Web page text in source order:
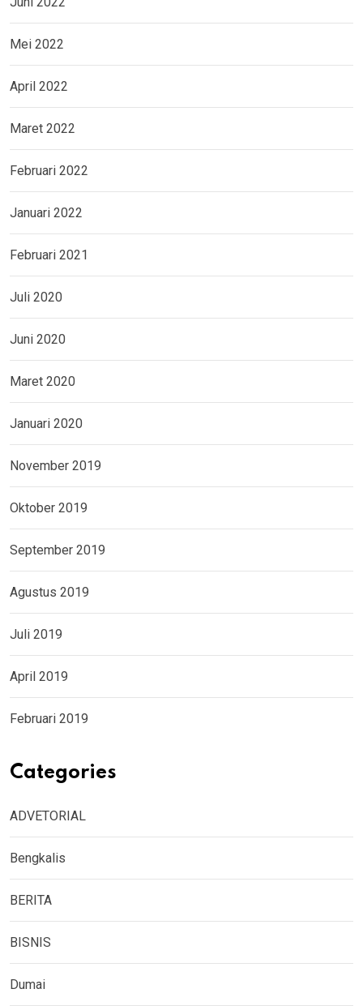
Mei 2022
April 2022
Maret 2022
Februari 2022
Januari 2022
Februari 2021
Juli 2020
Juni 2020
Maret 2020
Januari 2020
November 2019
Oktober 2019
September 2019
Agustus 2019
Juli 2019
April 2019
Februari 2019
Categories
ADVETORIAL
Bengkalis
BERITA
BISNIS
Dumai